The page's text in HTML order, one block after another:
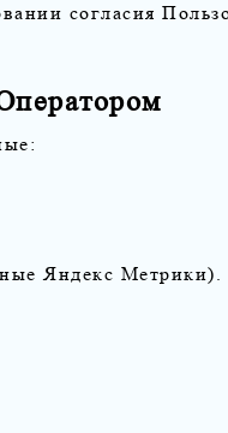
согласия
Яндекс Метрики).